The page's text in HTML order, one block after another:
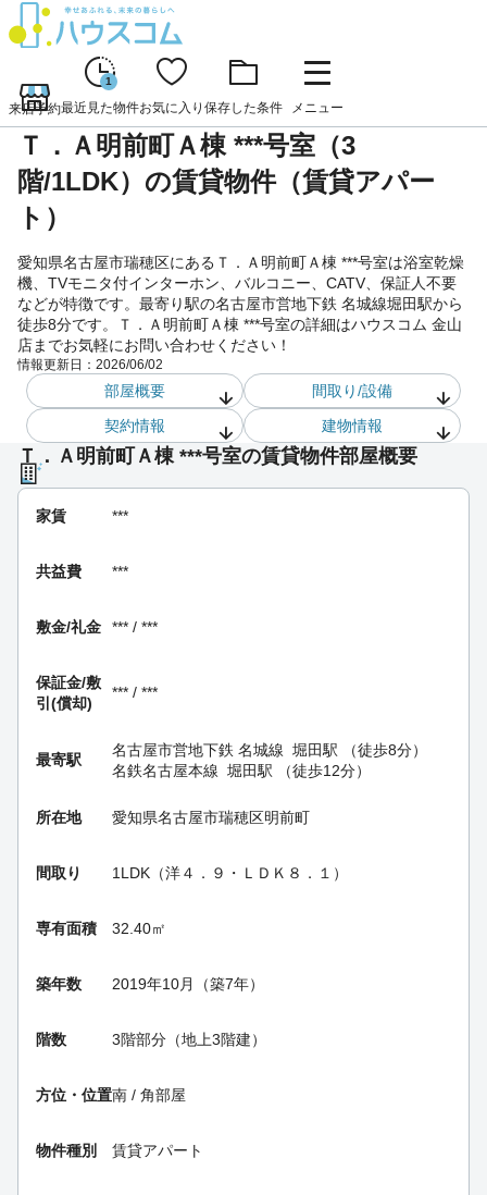
来店予約
1
最近見た物件お気に入り 保存した条件 メニュー
Ｔ．Ａ明前町Ａ棟 ***号室（3
階/1LDK）の賃貸物件（賃貸アパー
ト）
愛知県名古屋市瑞穂区にあるＴ．Ａ明前町Ａ棟 ***号室は浴室乾燥
機、TVモニタ付インターホン、バルコニー、CATV、保証人不要
などが特徴です。最寄り駅の名古屋市営地下鉄 名城線堀田駅から
徒歩8分です。Ｔ．Ａ明前町Ａ棟 ***号室の詳細はハウスコム 金山
店までお気軽にお問い合わせください！
情報更新日： 2026/06/02
部屋概要
間取り/設備
契約情報
建物情報
Ｔ．Ａ明前町Ａ棟 ***号室の賃貸物件部屋概要
家賃 ***
共益費 ***
敷金/礼金 *** / ***
保証金/敷
引(償却)
*** / ***
最寄駅
名古屋市営地下鉄 名城線 堀田駅 （徒歩8分）
名鉄名古屋本線 堀田駅 （徒歩12分）
所在地 愛知県名古屋市瑞穂区明前町
間取り 1LDK（洋４．９・ＬＤＫ８．１）
専有面積 32.40㎡
築年数 2019年10月（築7年）
階数 3階部分（地上3階建）
方位・位置南 / 角部屋
物件種別 賃貸アパート